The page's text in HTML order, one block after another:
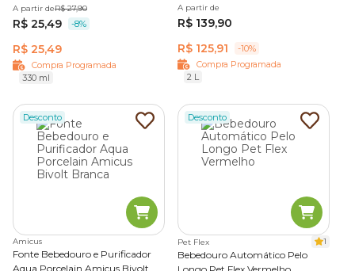
A partir deR$ 27,90
R$ 25,49 -8%
R$ 25,49
Compra Programada
330 ml
A partir de
R$ 139,90
R$ 125,91
-10%
Compra Programada
2 L
Desconto
Amicus
Fonte Bebedouro e Purificador
Aqua Porcelain Amicus Bivolt
Desconto
Pet Flex 1
Bebedouro Automático Pelo